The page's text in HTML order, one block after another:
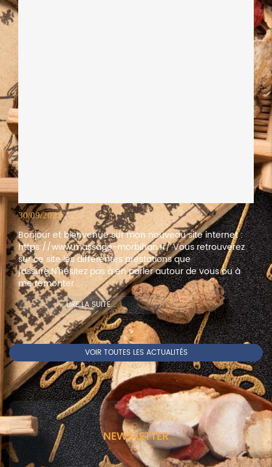
30/09/2022
Bonjour et bienvenue sur mon nouveau site internet :
https://www.massage-morbihan.fr/ Vous retrouverez
sur ce site les différentes prestations que
j'assure.N'hésitez pas à en parler autour de vous ou à
me remonter ...
LIRE LA SUITE...
VOIR TOUTES LES ACTUALITÉS
NEWSLETTER